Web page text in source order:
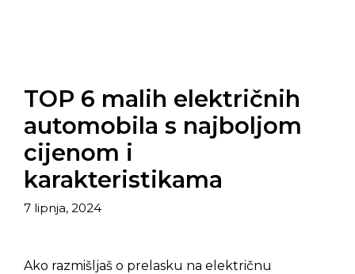
TOP 6 malih električnih
automobila s najboljom
cijenom i
karakteristikama
7 lipnja, 2024
Ako razmišljaš o prelasku na električnu